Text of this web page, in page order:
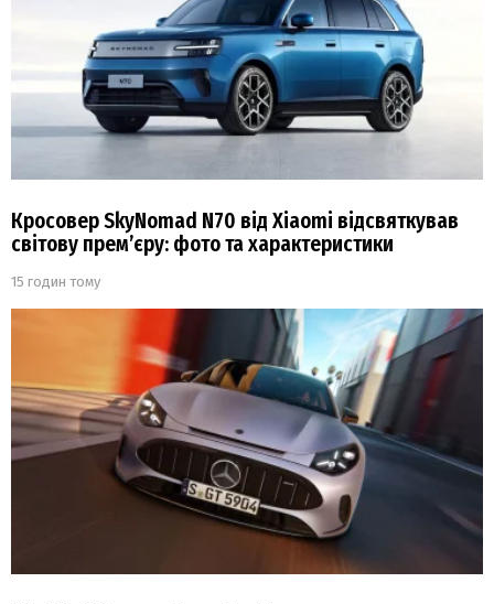
Кросовер SkyNomad N70 від Xiaomi відсвяткував
світову прем’єру: фото та характеристики
15 годин тому